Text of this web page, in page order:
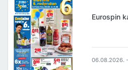
Eurospin
06.08.2026.